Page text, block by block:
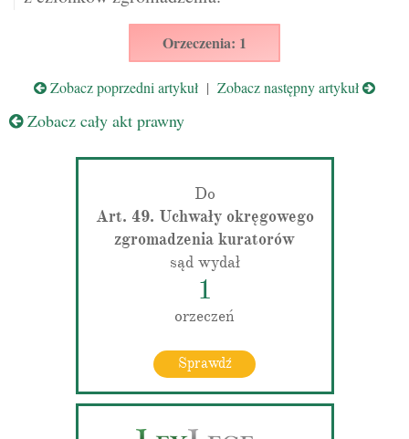
Orzeczenia: 1
Zobacz poprzedni artykuł | Zobacz następny artykuł
Zobacz cały akt prawny
Do
Art. 49. Uchwały okręgowego
zgromadzenia kuratorów
sąd wydał
1
orzeczeń
Sprawdź